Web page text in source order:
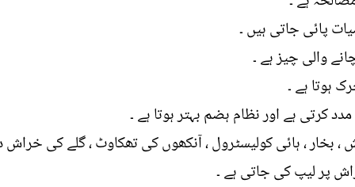
پائی جاتی ہیں ۔
والی چیز ہے ۔
ہوتا ہے ۔
کرتی ہے اور نظام ہضم بہتر ہوتا ہے ۔
، ہائی کولیسٹرول ، آنکھوں کی تھکاوٹ ، گلے کی خراش
پر لیپ کی جاتی ہے ۔